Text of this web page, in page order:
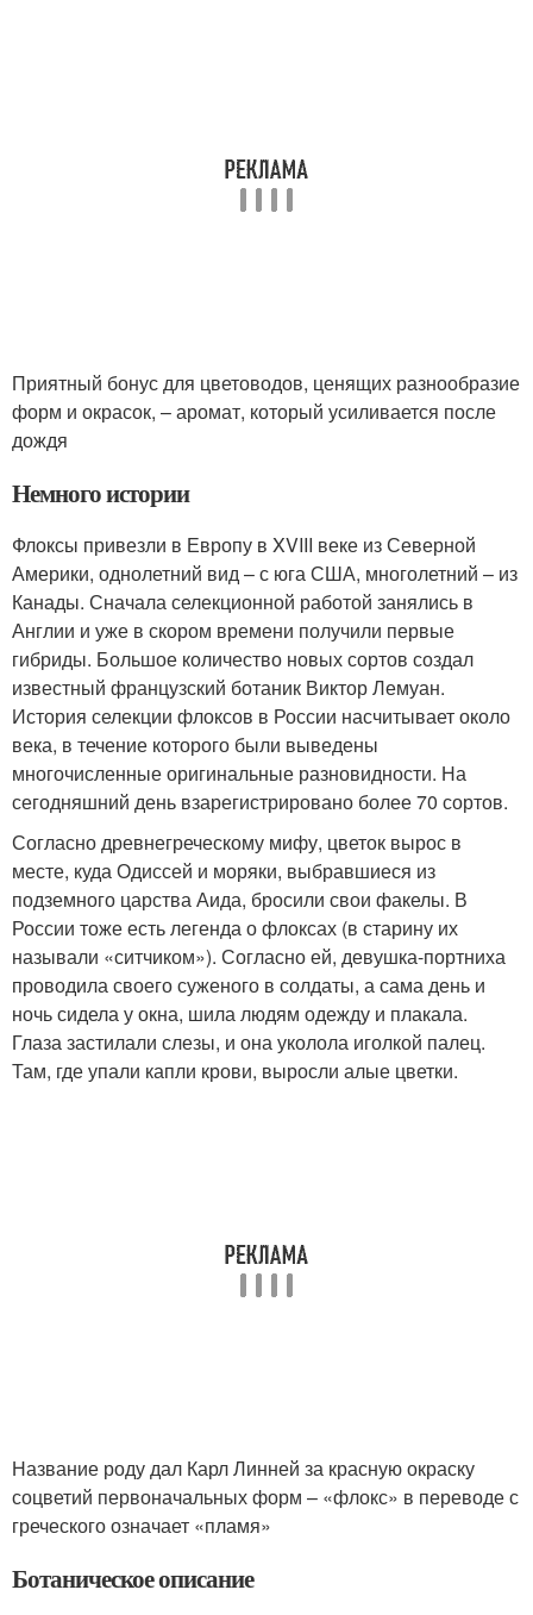
Приятный бонус для цветоводов, ценящих разнообразие
форм и окрасок, – аромат, который усиливается после
дождя
Немного истории
Флоксы привезли в Европу в XVIII веке из Северной
Америки, однолетний вид – с юга США, многолетний – из
Канады. Сначала селекционной работой занялись в
Англии и уже в скором времени получили первые
гибриды. Большое количество новых сортов создал
известный французский ботаник Виктор Лемуан.
История селекции флоксов в России насчитывает около
века, в течение которого были выведены
многочисленные оригинальные разновидности. На
сегодняшний день взарегистрировано более 70 сортов.
Согласно древнегреческому мифу, цветок вырос в
месте, куда Одиссей и моряки, выбравшиеся из
подземного царства Аида, бросили свои факелы. В
России тоже есть легенда о флоксах (в старину их
называли «ситчиком»). Согласно ей, девушка-портниха
проводила своего суженого в солдаты, а сама день и
ночь сидела у окна, шила людям одежду и плакала.
Глаза застилали слезы, и она уколола иголкой палец.
Там, где упали капли крови, выросли алые цветки.
Название роду дал Карл Линней за красную окраску
соцветий первоначальных форм – «флокс» в переводе с
греческого означает «пламя»
Ботаническое описание